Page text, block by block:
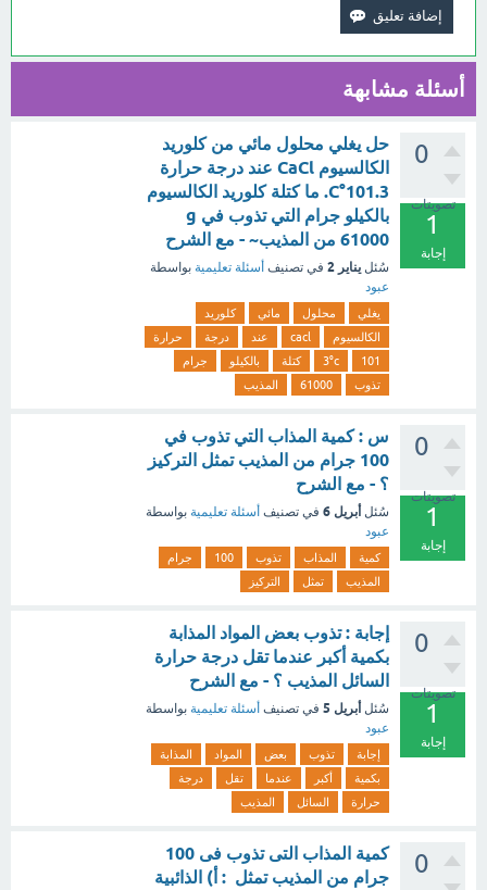
أسئلة مشابهة
0
تصويتات
1
إجابة
حل يغلي محلول مائي من كلوريد
الكالسيوم CaCl عند درجة حرارة
101.3°C. ما كتلة كلوريد الكالسيوم
بالكيلو جرام التي تذوب في g
61000 من المذيب~ - مع الشرح
سُئل يناير 2 في تصنيف أسئلة تعليمية بواسطة
عبود
يغلي محلول مائي
كلوريد
الكالسيوم
cacl عند درجة
حرارة
101
3°c كتلة بالكيلو
جرام
تذوب
61000 المذيب
0
تصويتات
1
إجابة
س : كمية المذاب التي تذوب في
100 جرام من المذيب تمثل التركيز
؟ - مع الشرح
سُئل أبريل 6 في تصنيف أسئلة تعليمية بواسطة
عبود
كمية المذاب تذوب 100
جرام
المذيب
تمثل التركيز
0
تصويتات
1
إجابة
إجابة : تذوب بعض المواد المذابة
بكمية أكبر عندما تقل درجة حرارة
السائل المذيب ؟ - مع الشرح
سُئل أبريل 5 في تصنيف أسئلة تعليمية بواسطة
عبود
إجابة تذوب بعض المواد
المذابة
بكمية
أكبر عندما تقل
درجة
حرارة
السائل المذيب
0
كمية المذاب التى تذوب فى 100
جرام من المذيب تمثل : أ) الذائبية